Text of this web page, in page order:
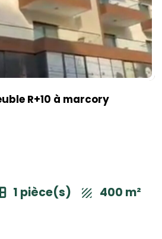
R+10 à marcory
1 pièce(s) 400 m²